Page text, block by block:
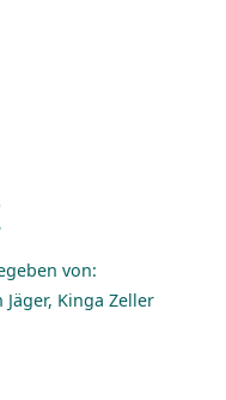
von:
Kinga Zeller